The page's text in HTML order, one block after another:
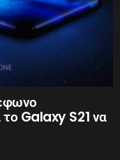
Galaxy S21 να